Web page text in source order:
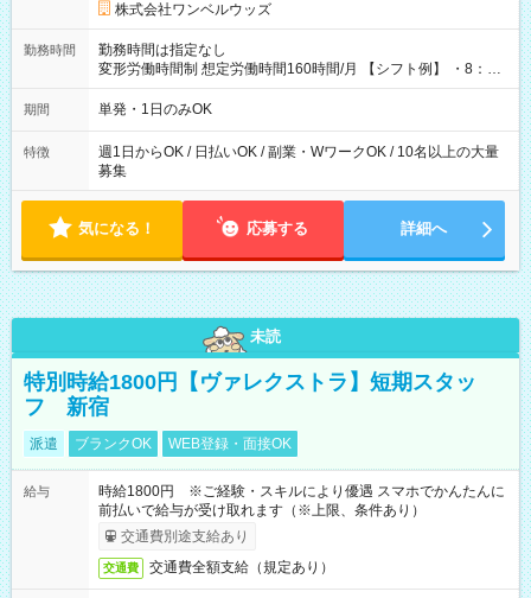
株式会社ワンベルウッズ
勤務時間
勤務時間は指定なし
変形労働時間制 想定労働時間160時間/月 【シフト例】 ・8：00
～21：00
期間 単発・1日のみOK
特徴
週1日からOK / 日払いOK / 副業・WワークOK / 10名以上の大量
募集
気になる！ 応募する 詳細へ
未読
特別時給1800円【ヴァレクストラ】短期スタッ
フ 新宿
派遣 ブランクOK WEB登録・面接OK
給与
時給1800円 ※ご経験・スキルにより優遇 スマホでかんたんに
前払いで給与が受け取れます（※上限、条件あり）
交通費別途支給あり
交通費 交通費全額支給（規定あり）